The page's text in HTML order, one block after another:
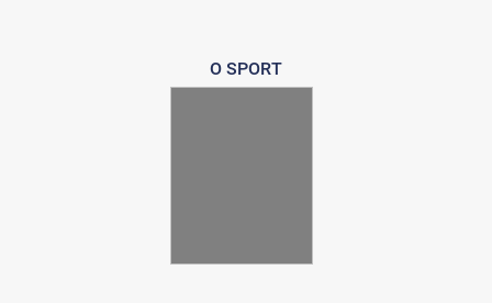
O SPORT